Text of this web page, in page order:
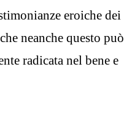
eroiche dei
neanche questo può
radicata nel bene e